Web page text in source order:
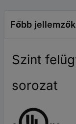
Főbb jellemzők
Szint
sorozat